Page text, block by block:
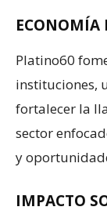
ECONOMÍA
Platino60
instituciones,
fortalecer la
sector
y
IMPACTO